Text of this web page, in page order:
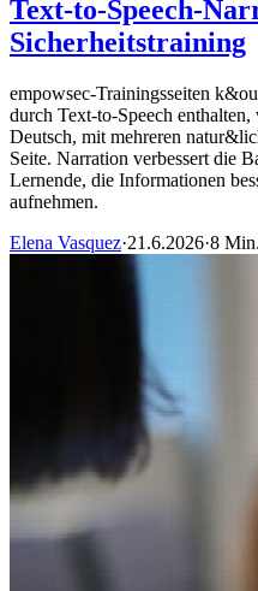
Text-to-Speech-
Sicherheitstraining
empowsec-Trainingsseiten
durch Text-to-Speech
Deutsch, mit mehreren
Seite. Narration verbessert die
Lernende, die Informationen
aufnehmen.
Elena Vasquez·21.6.2026·8